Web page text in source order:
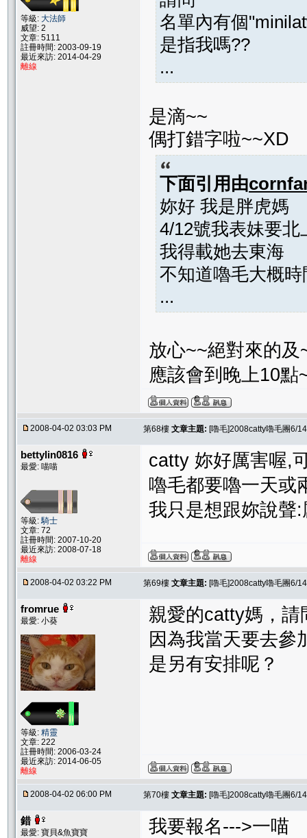
等級: 大法師
威望: 2
文章: 5111
註冊時間: 2003-09-19
最近來訪: 2014-04-29
離線
名單內有個
是指我嗎??
...
是滴~~
偶打錯字啦~~XD
下面引用由
妳好 我是胖虎媽
4/12號我表妹要北
我得載她去東海
不知道嚕毛大概
...
放心~~絕對來的
應該會到晚上10點
2008-04-02 03:03 PM 第68樓 文章主題: [嚕毛]2008catty嚕毛團6/
bettylin0816
最愛: 喵喵
等級:騎士
文章: 72
註冊時間: 2007-10-20
最近來訪: 2008-07-18
離線
catty 妳好厲害喔,
嚕毛都要嚕一天或
我只是想跟妳說聲
2008-04-02 03:22 PM 第69樓 文章主題: [嚕毛]2008catty嚕毛團6/
fromrue
最愛: 小葵
等級: 精靈
文章: 222
註冊時間: 2006-03-24
最近來訪: 2014-06-05
離線
親愛的catty媽，請
因為我當天要去參
是另有安排呢？
2008-04-02 06:00 PM 第70樓 文章主題: [嚕毛]2008catty嚕毛團6/
錯
最愛: 寶貝&魚寶寶 我要報名--->一喵